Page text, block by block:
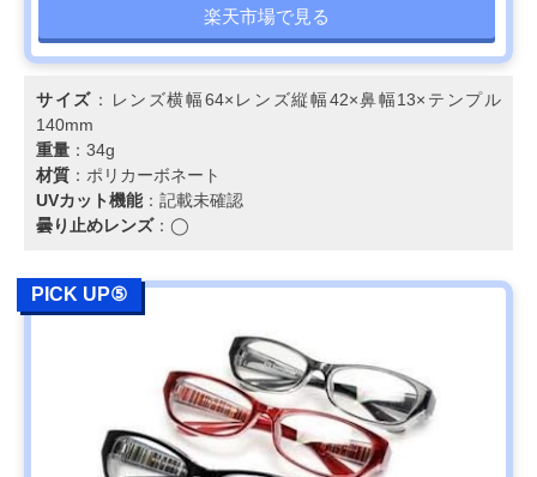
楽天市場で見る
サイズ ：レンズ横幅64×レンズ縦幅42×鼻幅13×テンプル
140mm
重量 ：34g
材質 ：ポリカーボネート
UVカット機能：記載未確認
曇り止めレンズ：◯
PICK UP⑤